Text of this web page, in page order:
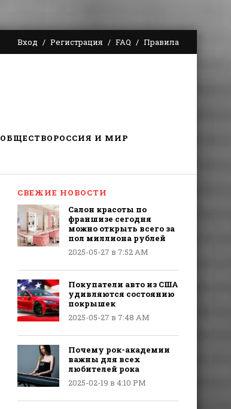
Вход Регистрация FAQ Правила
ОБЩЕСТВОРОССИЯ И МИР
СВЕЖИЕ НОВОСТИ
Салон красоты по
франшизе сегодня
можно открыть всего за
пол миллиона рублей
2025-05-27 в 7:52 AM
Покупатели авто из США
удивляются состоянию
покрышек
2025-05-27 в 7:48 AM
Почему рок-академии
важны для всех
любителей рока
2025-02-19 в 4:10 PM